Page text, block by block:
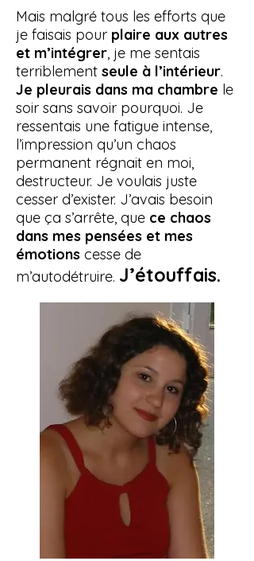
Mais malgré tous les efforts que
je faisais pour plaire aux autres
et m’intégrer, je me sentais
terriblement seule à l’intérieur.
Je pleurais dans ma chambre le
soir sans savoir pourquoi. Je
ressentais une fatigue intense,
l’impression qu’un chaos
permanent régnait en moi,
destructeur. Je voulais juste
cesser d’exister. J’avais besoin
que ça s’arrête, que ce chaos
dans mes pensées et mes
émotions cesse de
m’autodétruire. J’étouffais.